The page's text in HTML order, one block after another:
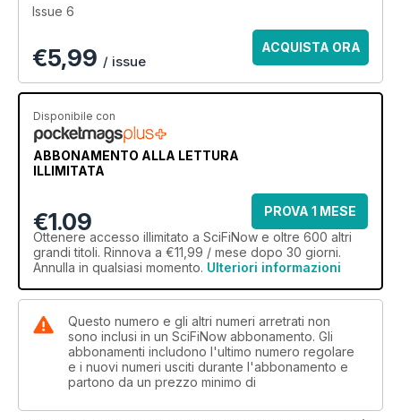
Issue 6
€5,99 / issue
ACQUISTA ORA
Disponibile con
ABBONAMENTO ALLA LETTURA
ILLIMITATA
€1.09
PROVA 1 MESE
Ottenere accesso illimitato a SciFiNow e oltre 600 altri
grandi titoli. Rinnova a €11,99 / mese dopo 30 giorni.
Annulla in qualsiasi momento. Ulteriori informazioni
Questo numero e gli altri numeri arretrati non
sono inclusi in un SciFiNow abbonamento. Gli
abbonamenti includono l'ultimo numero regolare
e i nuovi numeri usciti durante l'abbonamento e
partono da un prezzo minimo di